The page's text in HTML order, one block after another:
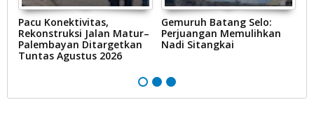
Pacu Konektivitas,
Rekonstruksi Jalan Matur–
Palembayan Ditargetkan
Tuntas Agustus 2026
Gemuruh Batang Selo:
Perjuangan Memulihkan
Nadi Sitangkai